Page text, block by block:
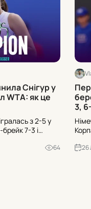
Снігур у
WTA: як це
з 2-5 у
7-3 і
Дев’ять
64
3,
26